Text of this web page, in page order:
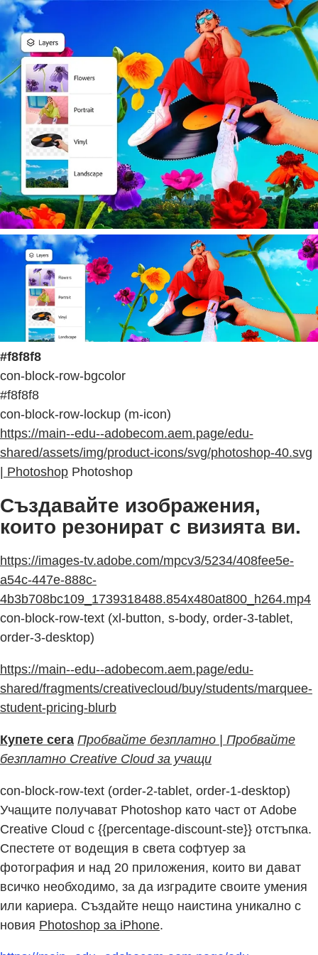
#f8f8f8
con-block-row-bgcolor
#f8f8f8
con-block-row-lockup (m-icon)
https://main--edu--adobecom.aem.page/edu-
shared/assets/img/product-icons/svg/photoshop-40.svg
| Photoshop Photoshop
Създавайте изображения,
които резонират с визията ви.
https://images-tv.adobe.com/mpcv3/5234/408fee5e-
a54c-447e-888c-
4b3b708bc109_1739318488.854x480at800_h264.mp4
con-block-row-text (xl-button, s-body, order-3-tablet,
order-3-desktop)
https://main--edu--adobecom.aem.page/edu-
shared/fragments/creativecloud/buy/students/marquee-
student-pricing-blurb
Купете сега Пробвайте безплатно | Пробвайте
безплатно Creative Cloud за учащи
con-block-row-text (order-2-tablet, order-1-desktop)
Учащите получават Photoshop като част от Adobe
Creative Cloud с {{percentage-discount-ste}} отстъпка.
Спестете от водещия в света софтуер за
фотография и над 20 приложения, които ви дават
всичко необходимо, за да изградите своите умения
или кариера. Създайте нещо наистина уникално с
новия Photoshop за iPhone.